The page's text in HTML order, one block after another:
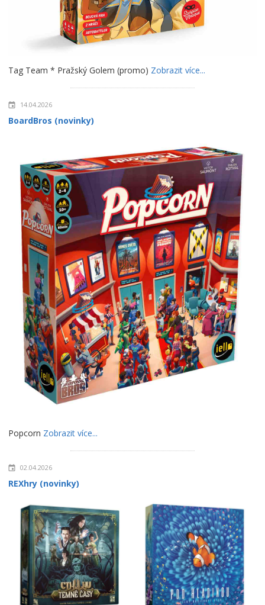
Tag Team * Pražský Golem (promo) Zobrazit více...
14.04.2026
BoardBros (novinky)
Popcorn Zobrazit více...
02.04.2026
REXhry (novinky)